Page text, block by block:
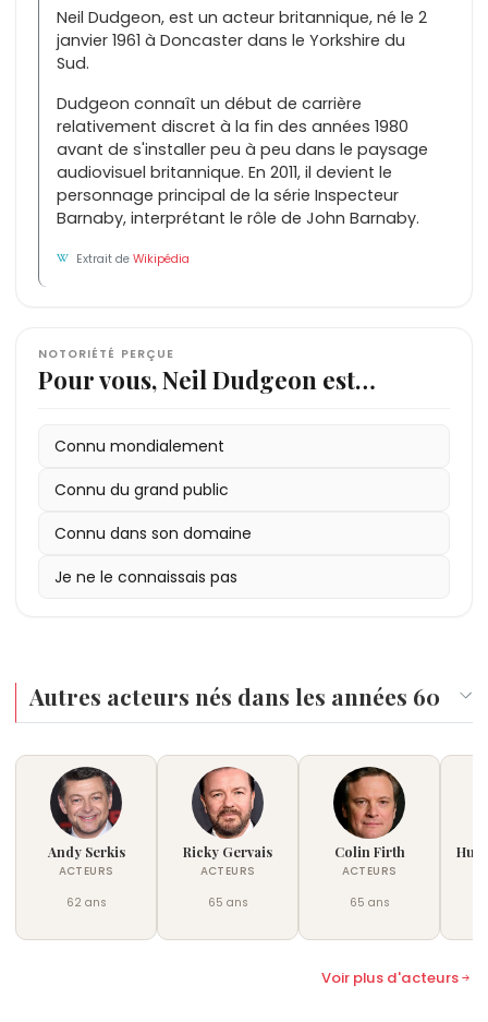
Neil Dudgeon, est un acteur britannique, né le 2
janvier 1961 à Doncaster dans le Yorkshire du
Sud.
Dudgeon connaît un début de carrière
relativement discret à la fin des années 1980
avant de s'installer peu à peu dans le paysage
audiovisuel britannique. En 2011, il devient le
personnage principal de la série Inspecteur
Barnaby, interprétant le rôle de John Barnaby.
Extrait deWikipédia
NOTORIÉTÉ PERÇUE
Pour vous, Neil Dudgeon est…
Connu mondialement
Connu du grand public
Connu dans son domaine
Je ne le connaissais pas
Autres acteurs nés dans les années 60
Andy Serkis
ACTEURS
62 ans
Ricky Gervais
ACTEURS
65 ans
Colin Firth
ACTEURS
65 ans
Voir plus d'acteurs